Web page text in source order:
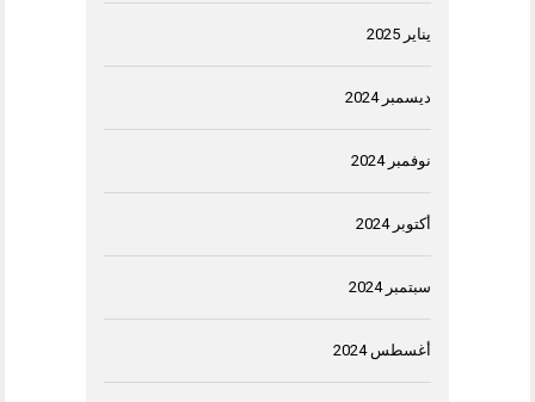
يناير 2025
ديسمبر 2024
نوفمبر 2024
أكتوبر 2024
سبتمبر 2024
أغسطس 2024